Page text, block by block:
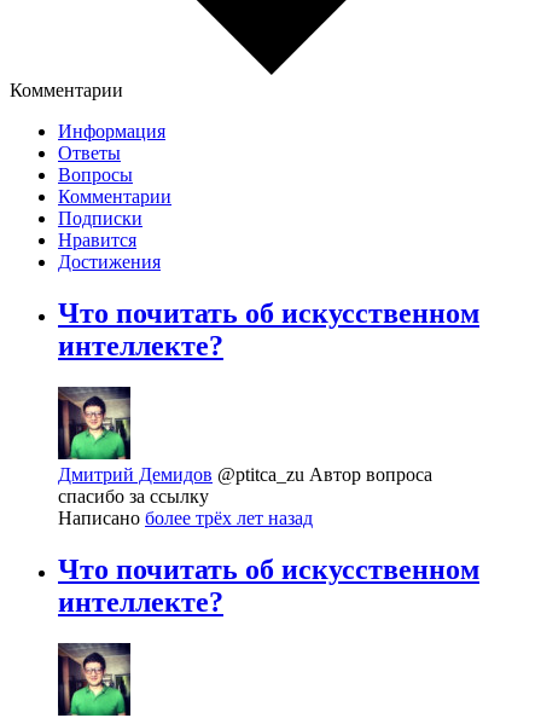
Комментарии
Информация
Ответы
Вопросы
Комментарии
Подписки
Нравится
Достижения
Что почитать об искусственном
интеллекте?
Дмитрий Демидов @ptitca_zu Автор вопроса
спасибо за ссылку
Написано более трёх лет назад
Что почитать об искусственном
интеллекте?